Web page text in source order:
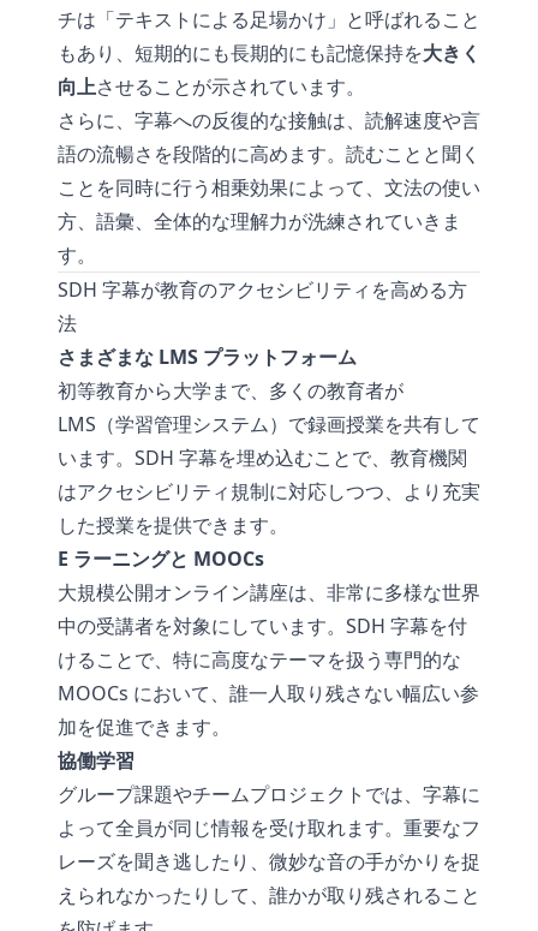
チは「テキストによる足場かけ」と呼ばれること
もあり、短期的にも長期的にも記憶保持を大きく
向上させることが示されています。
さらに、字幕への反復的な接触は、読解速度や言
語の流暢さを段階的に高めます。読むことと聞く
ことを同時に行う相乗効果によって、文法の使い
方、語彙、全体的な理解力が洗練されていきま
す。
SDH 字幕が教育のアクセシビリティを高める方
法
さまざまな LMS プラットフォーム
初等教育から大学まで、多くの教育者が
LMS（学習管理システム）で録画授業を共有して
います。SDH 字幕を埋め込むことで、教育機関
はアクセシビリティ規制に対応しつつ、より充実
した授業を提供できます。
E ラーニングと MOOCs
大規模公開オンライン講座は、非常に多様な世界
中の受講者を対象にしています。SDH 字幕を付
けることで、特に高度なテーマを扱う専門的な
MOOCs において、誰一人取り残さない幅広い参
加を促進できます。
協働学習
グループ課題やチームプロジェクトでは、字幕に
よって全員が同じ情報を受け取れます。重要なフ
レーズを聞き逃したり、微妙な音の手がかりを捉
えられなかったりして、誰かが取り残されること